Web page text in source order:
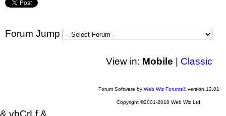
Forum Jump
View in: Mobile Classic
Forum Software by Web Wiz Forums®version 12.01
Copyright ©2001-2018 Web Wiz Ltd.
& vbCrLf &